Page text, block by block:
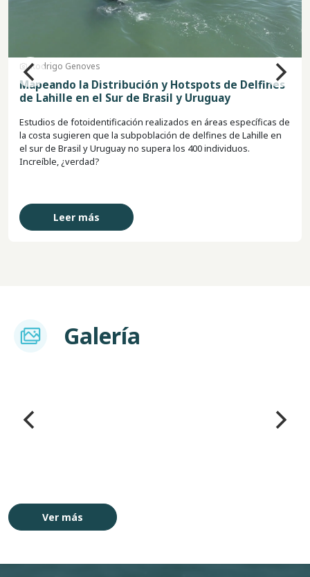
Sebastião Leal
Abundancia y Conectividad del Delfín de Lahille
en Dos Áreas de Argentina
Este subproyecto tiene como objetivo realizar salidas de campo
para fotoidentificación en dos áreas críticas para la especie en
Argentina.
Leer más
Imagem Galería
Ver más